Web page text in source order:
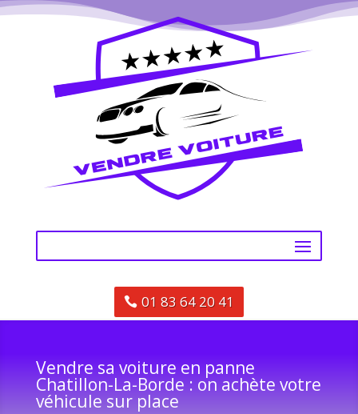
01 83 64 20 41
Vendre sa voiture en panne
Chatillon-La-Borde : on achète votre
véhicule sur place